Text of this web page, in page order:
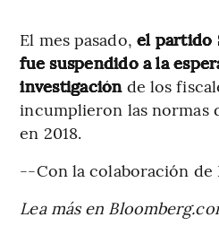
El mes pasado, el partido
fue suspendido a la
investigaciónde los
incumplieron las normas
en 2018.
--Con la colaboración de
Lea más en